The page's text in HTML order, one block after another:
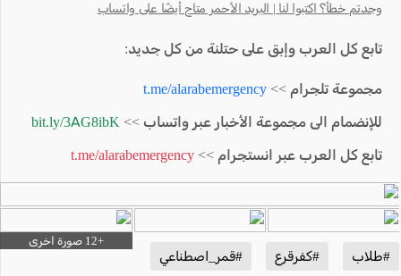
وجدتم خطأ؟ اكتبوا لنا | البريد الأحمر متاح أيضًا على واتساب
تابع كل العرب وإبق على حتلنة من كل جديد:
مجموعة تلجرام >> t.me/alarabemergency
للإنضمام الى مجموعة الأخبار عبر واتساب >> bit.ly/3AG8ibK
تابع كل العرب عبر انستجرام >> t.me/alarabemergency
#طلاب #كفرقرع #قمر_اصطناعي